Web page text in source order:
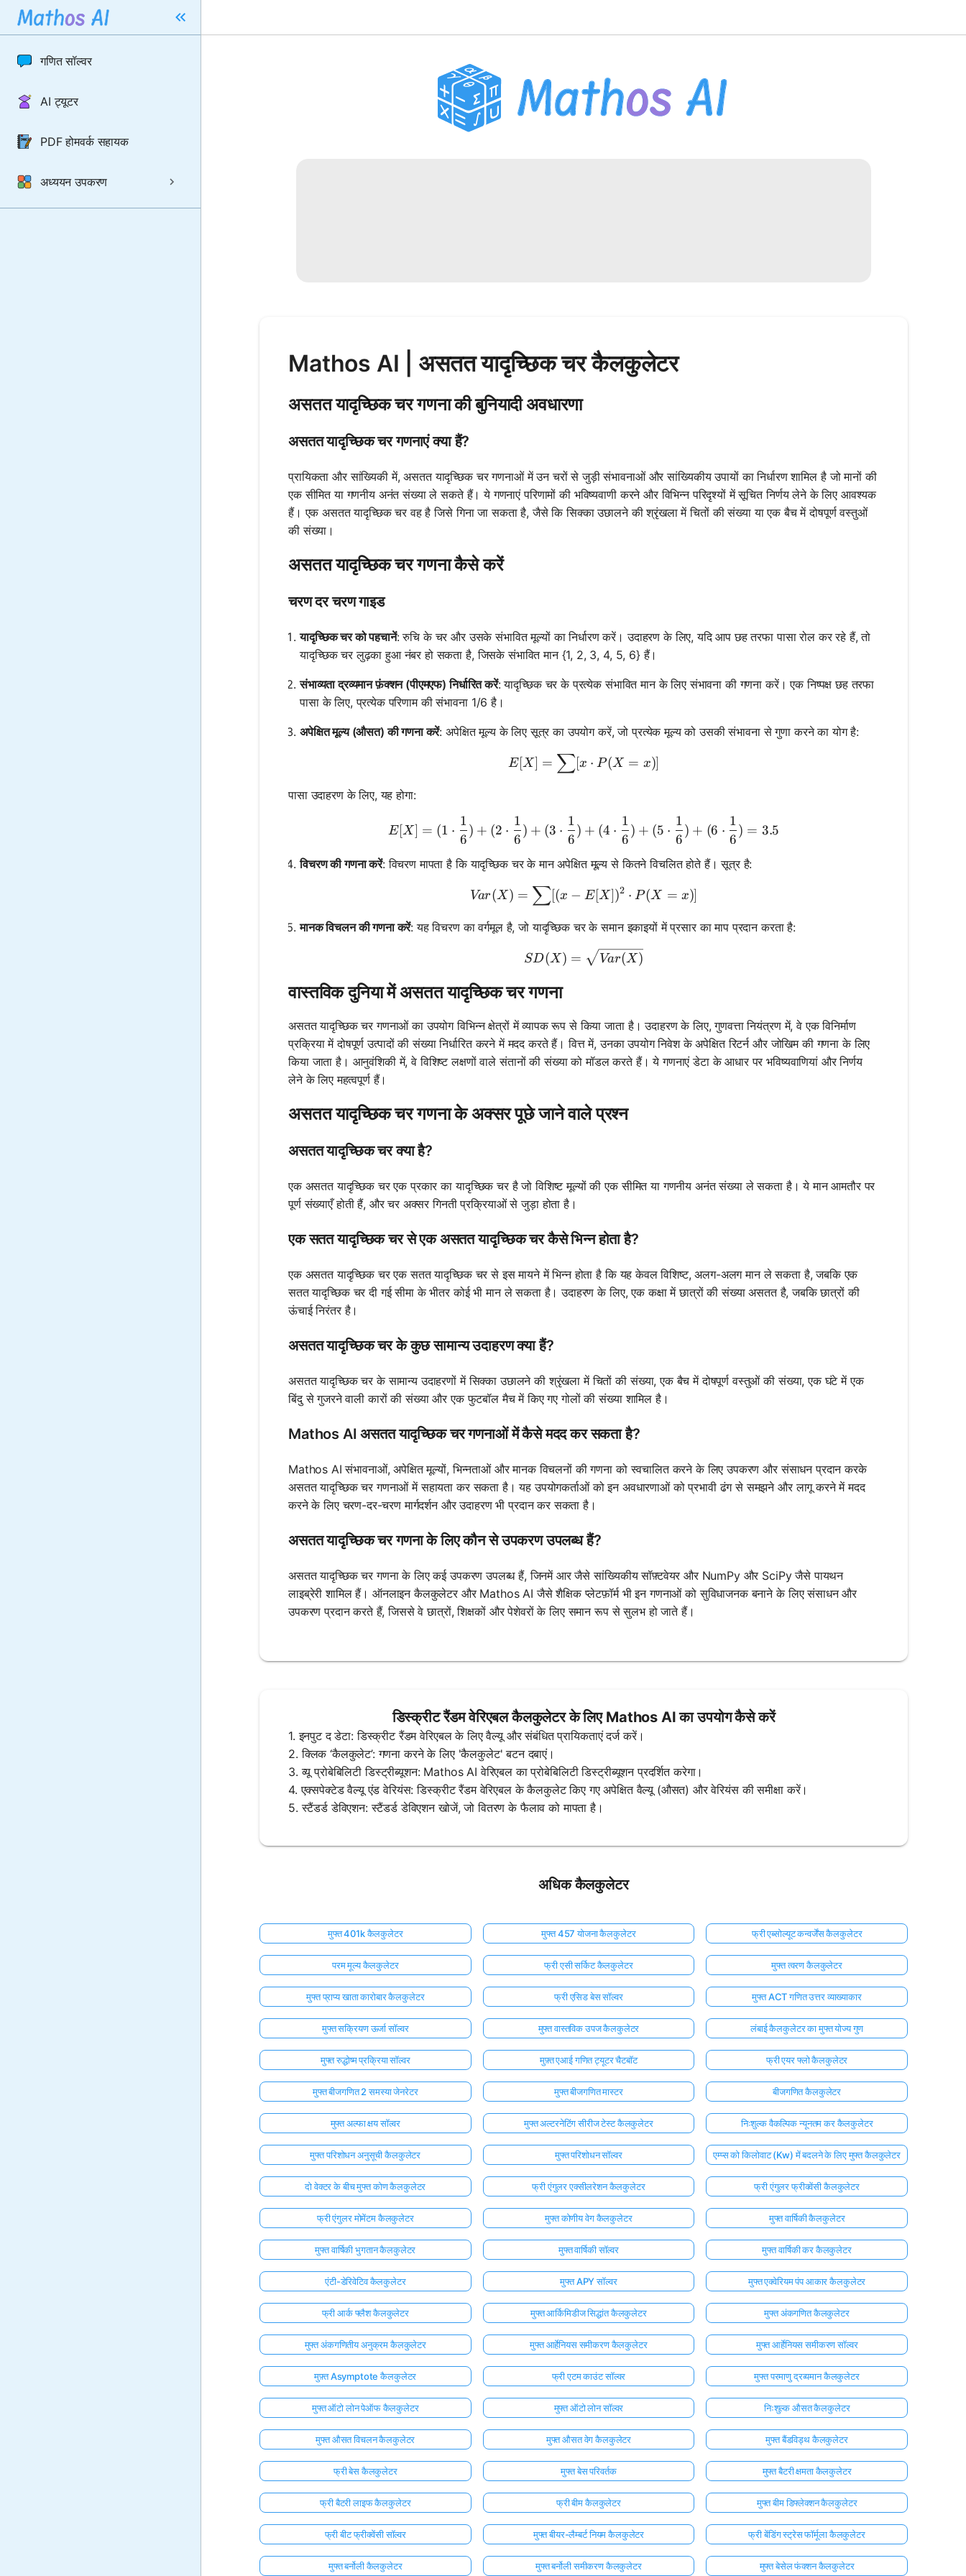
गणित सॉल्वर
AI ट्यूटर
PDF होमवर्क सहायक
अध्ययन उपकरण
Mathos AI | असतत यादृच्छिक चर कैलकुलेटर
असतत यादृच्छिक चर गणना की बुनियादी अवधारणा
असतत यादृच्छिक चर गणनाएं क्या हैं?
प्रायिकता और सांख्यिकी में, असतत यादृच्छिक चर गणनाओं में उन चरों से जुड़ी संभावनाओं और सांख्यिकीय उपायों का निर्धारण शामिल है जो मानों की
एक सीमित या गणनीय अनंत संख्या ले सकते हैं। ये गणनाएं परिणामों की भविष्यवाणी करने और विभिन्न परिदृश्यों में सूचित निर्णय लेने के लिए आवश्यक
हैं। एक असतत यादृच्छिक चर वह है जिसे गिना जा सकता है, जैसे कि सिक्का उछालने की श्रृंखला में चितों की संख्या या एक बैच में दोषपूर्ण वस्तुओं
की संख्या।
असतत यादृच्छिक चर गणना कैसे करें
चरण दर चरण गाइड
यादृच्छिक चर को पहचानें: रुचि के चर और उसके संभावित मूल्यों का निर्धारण करें। उदाहरण के लिए, यदि आप छह तरफा पासा रोल कर रहे हैं, तो
यादृच्छिक चर लुढ़का हुआ नंबर हो सकता है, जिसके संभावित मान {1, 2, 3, 4, 5, 6} हैं।
संभाव्यता द्रव्यमान फ़ंक्शन (पीएमएफ) निर्धारित करें: यादृच्छिक चर के प्रत्येक संभावित मान के लिए संभावना की गणना करें। एक निष्पक्ष छह तरफा
पासा के लिए, प्रत्येक परिणाम की संभावना 1/6 है।
अपेक्षित मूल्य (औसत) की गणना करें: अपेक्षित मूल्य के लिए सूत्र का उपयोग करें, जो प्रत्येक मूल्य को उसकी संभावना से गुणा करने का योग है:
E[X] = \sum [x \cdot P(X = x)]
E[X] = ∑[x ⋅ P(X = x)]
पासा उदाहरण के लिए, यह होगा:
E[X] = (1 \cdot \frac{1}{6}) + (2 \cdot \frac{1}{6}) + (3
E[X] = (1 ⋅
6
1
) + (2 ⋅
6
1
) + (3 ⋅
6
1
) + (4 ⋅
6
1
) + (5 ⋅
6
1
) + (6 ⋅
6
1
) = 3.5
विचरण की गणना करें: विचरण मापता है कि यादृच्छिक चर के मान अपेक्षित मूल्य से कितने विचलित होते हैं। सूत्र है:
Var(X) = \sum [(x - E[X])^2 \cdot P(X = x)]
Var(X ) = ∑[(x − E [X])2 ⋅ P (X = x)]
मानक विचलन की गणना करें: यह विचरण का वर्गमूल है, जो यादृच्छिक चर के समान इकाइयों में प्रसार का माप प्रदान करता है:
SD(X) = \sqrt{Var(X)}
SD(X) = Var(X)
वास्तविक दुनिया में असतत यादृच्छिक चर गणना
असतत यादृच्छिक चर गणनाओं का उपयोग विभिन्न क्षेत्रों में व्यापक रूप से किया जाता है। उदाहरण के लिए, गुणवत्ता नियंत्रण में, वे एक विनिर्माण
प्रक्रिया में दोषपूर्ण उत्पादों की संख्या निर्धारित करने में मदद करते हैं। वित्त में, उनका उपयोग निवेश के अपेक्षित रिटर्न और जोखिम की गणना के लिए
किया जाता है। आनुवंशिकी में, वे विशिष्ट लक्षणों वाले संतानों की संख्या को मॉडल करते हैं। ये गणनाएं डेटा के आधार पर भविष्यवाणियां और निर्णय
लेने के लिए महत्वपूर्ण हैं।
असतत यादृच्छिक चर गणना के अक्सर पूछे जाने वाले प्रश्न
असतत यादृच्छिक चर क्या है?
एक असतत यादृच्छिक चर एक प्रकार का यादृच्छिक चर है जो विशिष्ट मूल्यों की एक सीमित या गणनीय अनंत संख्या ले सकता है। ये मान आमतौर पर
पूर्ण संख्याएँ होती हैं, और चर अक्सर गिनती प्रक्रियाओं से जुड़ा होता है।
एक सतत यादृच्छिक चर से एक असतत यादृच्छिक चर कैसे भिन्न होता है?
एक असतत यादृच्छिक चर एक सतत यादृच्छिक चर से इस मायने में भिन्न होता है कि यह केवल विशिष्ट, अलग-अलग मान ले सकता है, जबकि एक
सतत यादृच्छिक चर दी गई सीमा के भीतर कोई भी मान ले सकता है। उदाहरण के लिए, एक कक्षा में छात्रों की संख्या असतत है, जबकि छात्रों की
ऊंचाई निरंतर है।
असतत यादृच्छिक चर के कुछ सामान्य उदाहरण क्या हैं?
असतत यादृच्छिक चर के सामान्य उदाहरणों में सिक्का उछालने की श्रृंखला में चितों की संख्या, एक बैच में दोषपूर्ण वस्तुओं की संख्या, एक घंटे में एक
बिंदु से गुजरने वाली कारों की संख्या और एक फुटबॉल मैच में किए गए गोलों की संख्या शामिल है।
Mathos AI असतत यादृच्छिक चर गणनाओं में कैसे मदद कर सकता है?
Mathos AI संभावनाओं, अपेक्षित मूल्यों, भिन्नताओं और मानक विचलनों की गणना को स्वचालित करने के लिए उपकरण और संसाधन प्रदान करके
असतत यादृच्छिक चर गणनाओं में सहायता कर सकता है। यह उपयोगकर्ताओं को इन अवधारणाओं को प्रभावी ढंग से समझने और लागू करने में मदद
करने के लिए चरण-दर-चरण मार्गदर्शन और उदाहरण भी प्रदान कर सकता है।
असतत यादृच्छिक चर गणना के लिए कौन से उपकरण उपलब्ध हैं?
असतत यादृच्छिक चर गणना के लिए कई उपकरण उपलब्ध हैं, जिनमें आर जैसे सांख्यिकीय सॉफ़्टवेयर और NumPy और SciPy जैसे पायथन
लाइब्रेरी शामिल हैं। ऑनलाइन कैलकुलेटर और Mathos AI जैसे शैक्षिक प्लेटफ़ॉर्म भी इन गणनाओं को सुविधाजनक बनाने के लिए संसाधन और
उपकरण प्रदान करते हैं, जिससे वे छात्रों, शिक्षकों और पेशेवरों के लिए समान रूप से सुलभ हो जाते हैं।
डिस्क्रीट रैंडम वेरिएबल कैलकुलेटर के लिए Mathos AI का उपयोग कैसे करें
1. इनपुट द डेटा: डिस्क्रीट रैंडम वेरिएबल के लिए वैल्यू और संबंधित प्रायिकताएं दर्ज करें।
2. क्लिक ‘कैलकुलेट’: गणना करने के लिए 'कैलकुलेट' बटन दबाएं।
3. व्यू प्रोबेबिलिटी डिस्ट्रीब्यूशन: Mathos AI वेरिएबल का प्रोबेबिलिटी डिस्ट्रीब्यूशन प्रदर्शित करेगा।
4. एक्सपेक्टेड वैल्यू एंड वेरियंस: डिस्क्रीट रैंडम वेरिएबल के कैलकुलेट किए गए अपेक्षित वैल्यू (औसत) और वेरियंस की समीक्षा करें।
5. स्टैंडर्ड डेविएशन: स्टैंडर्ड डेविएशन खोजें, जो वितरण के फैलाव को मापता है।
अधिक कैलकुलेटर
मुफ्त 401k कैलकुलेटर मुफ्त 457 योजना कैलकुलेटर फ्री एब्सोल्यूट कन्वर्जेंस कैलकुलेटर
परम मूल्य कैलकुलेटर फ्री एसी सर्किट कैलकुलेटर मुफ्त त्वरण कैलकुलेटर
मुफ्त प्राप्य खाता कारोबार कैलकुलेटर फ्री एसिड बेस सॉल्वर मुफ्त ACT गणित उत्तर व्याख्याकार
मुफ्त सक्रियण ऊर्जा सॉल्वर मुफ्त वास्तविक उपज कैलकुलेटर लंबाई कैलकुलेटर का मुफ्त योज्य गुण
मुफ्त रुद्धोष्म प्रक्रिया सॉल्वर मुफ़्त एआई गणित ट्यूटर चैटबॉट फ्री एयर फ्लो कैलकुलेटर
मुफ्त बीजगणित 2 समस्या जेनरेटर मुफ्त बीजगणित मास्टर बीजगणित कैलकुलेटर
मुफ्त अल्फा क्षय सॉल्वर मुफ्त अल्टरनेटिंग सीरीज टेस्ट कैलकुलेटर निःशुल्क वैकल्पिक न्यूनतम कर कैलकुलेटर
मुफ्त परिशोधन अनुसूची कैलकुलेटर मुफ्त परिशोधन सॉल्वर एम्प्स को किलोवाट (Kw) में बदलने के लिए मुफ्त कैलकुलेटर
दो वेक्टर के बीच मुफ्त कोण कैलकुलेटर फ्री एंगुलर एक्सीलरेशन कैलकुलेटर फ्री एंगुलर फ्रीक्वेंसी कैलकुलेटर
फ्री एंगुलर मोमेंटम कैलकुलेटर मुफ्त कोणीय वेग कैलकुलेटर मुफ्त वार्षिकी कैलकुलेटर
मुफ्त वार्षिकी भुगतान कैलकुलेटर मुफ्त वार्षिकी सॉल्वर मुफ्त वार्षिकी कर कैलकुलेटर
एंटी-डेरिवेटिव कैलकुलेटर मुफ्त APY सॉल्वर मुफ्त एक्वेरियम पंप आकार कैलकुलेटर
फ्री आर्क फ्लैश कैलकुलेटर मुफ्त आर्किमिडीज सिद्धांत कैलकुलेटर मुफ्त अंकगणित कैलकुलेटर
मुफ्त अंकगणितीय अनुक्रम कैलकुलेटर मुफ्त आर्हेनियस समीकरण कैलकुलेटर मुफ्त आर्हेनियस समीकरण सॉल्वर
मुफ़्त Asymptote कैलकुलेटर फ्री एटम काउंट सॉल्वर मुफ्त परमाणु द्रव्यमान कैलकुलेटर
मुफ्त ऑटो लोन पेऑफ कैलकुलेटर मुफ्त ऑटो लोन सॉल्वर निःशुल्क औसत कैलकुलेटर
मुफ्त औसत विचलन कैलकुलेटर मुफ्त औसत वेग कैलकुलेटर मुफ्त बैंडविड्थ कैलकुलेटर
फ्री बेस कैलकुलेटर मुफ्त बेस परिवर्तक मुफ्त बैटरी क्षमता कैलकुलेटर
फ्री बैटरी लाइफ कैलकुलेटर फ्री बीम कैलकुलेटर मुफ्त बीम डिफ्लेक्शन कैलकुलेटर
फ्री बीट फ्रीक्वेंसी सॉल्वर मुफ्त बीयर-लैम्बर्ट नियम कैलकुलेटर फ्री बेंडिंग स्ट्रेस फॉर्मूला कैलकुलेटर
मुफ्त बर्नोली कैलकुलेटर मुफ्त बर्नोली समीकरण कैलकुलेटर मुफ्त बेसेल फंक्शन कैलकुलेटर